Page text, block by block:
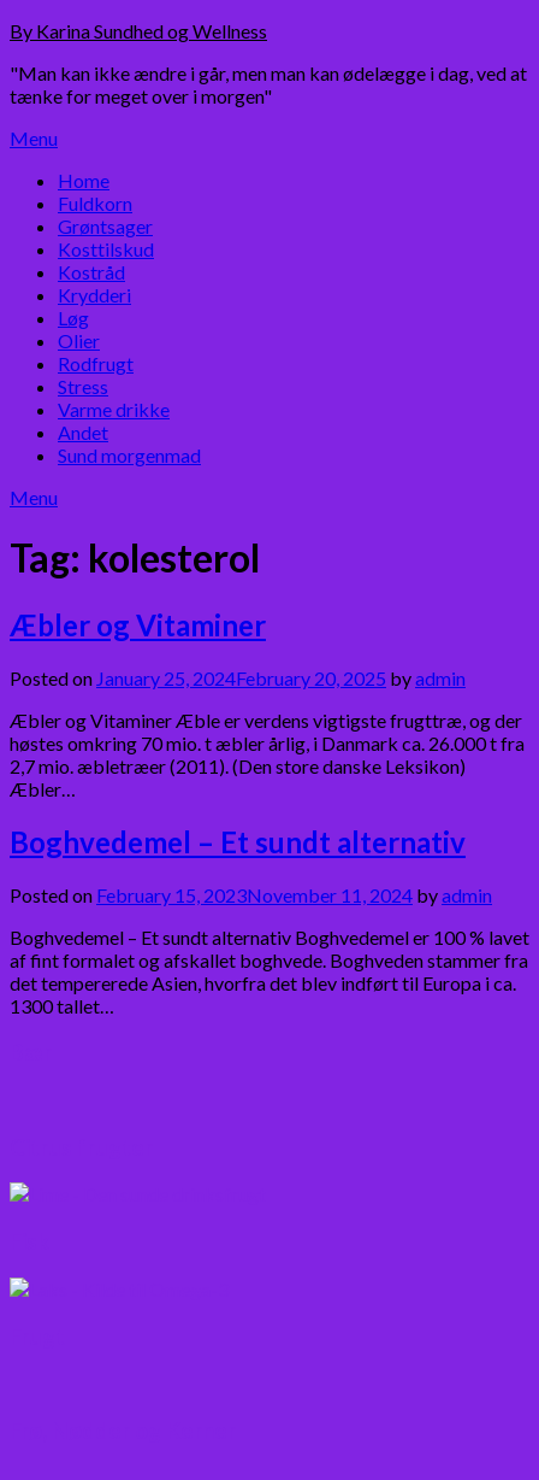
Skip
content
By Karina Sundhed og Wellness
"Man kan ikke ændre i går, men man kan ødelægge i dag, ved at
tænke for meget over i morgen"
Menu
Home
Fuldkorn
Grøntsager
Kosttilskud
Kostråd
Krydderi
Løg
Olier
Rodfrugt
Stress
Varme drikke
Andet
Sund morgenmad
Menu
Tag: kolesterol
Æbler og Vitaminer
Posted on January 25, 2024February 20, 2025 byadmin
Æbler og Vitaminer Æble er verdens vigtigste frugttræ, og der
høstes omkring 70 mio. t æbler årlig, i Danmark ca. 26.000 t fra
2,7 mio. æbletræer (2011). (Den store danske Leksikon)
Æbler…
Boghvedemel – Et sundt alternativ
Posted on February 15, 2023November 11, 2024 byadmin
Boghvedemel – Et sundt alternativ Boghvedemel er 100 % lavet
af fint formalet og afskallet boghvede. Boghveden stammer fra
det tempererede Asien, hvorfra det blev indført til Europa i ca.
1300 tallet…